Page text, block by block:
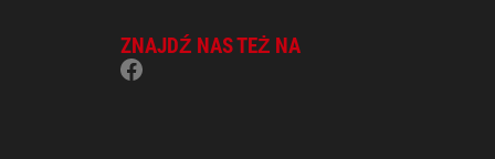
ZNAJDŹ NAS TEŻ NA